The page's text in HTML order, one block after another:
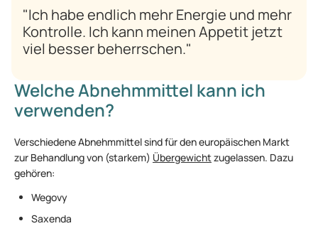
"Ich habe endlich mehr Energie und mehr
Kontrolle. Ich kann meinen Appetit jetzt
viel besser beherrschen."
Welche Abnehmmittel kann ich
verwenden?
Verschiedene Abnehmmittel sind für den europäischen Markt
zur Behandlung von (starkem) Übergewichtzugelassen. Dazu
gehören:
Wegovy
Saxenda